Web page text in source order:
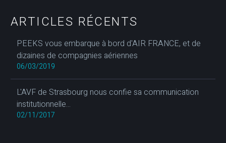
ARTICLES RÉCENTS
PEEKS vous embarque à bord d'AIR FRANCE, et de
dizaines de compagnies aériennes
06/03/2019
L'AVF de Strasbourg nous confie sa communication
institutionnelle...
02/11/2017